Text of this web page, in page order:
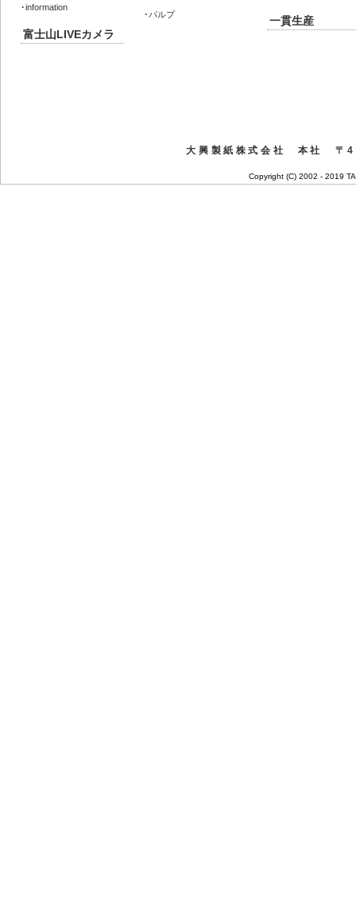
･information
富士山LIVEカメラ
･ パルプ 一貫生産
大興製紙株式会社 本社 〒
Copyright (C) 2002 - 2019